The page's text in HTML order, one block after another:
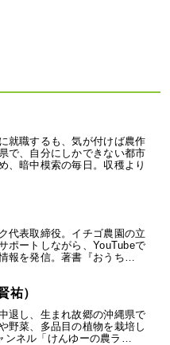
就職するも、気が付けば農作
で、自分にしかできない都市
、暗中模索の毎日。収穫より
代表取締役。イチゴ農園の立
ポートしながら、YouTubeで
報を発信。著書『おうち…
祐）
退し、生まれ故郷の沖縄県で
野菜、多品目の植物を栽培し
ンネル「けんゆーの農ラ…